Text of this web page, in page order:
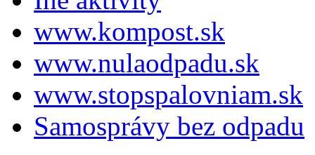
www.kompost.sk
www.nulaodpadu.sk
www.stopspalovniam.sk
Samosprávy bez odpadu